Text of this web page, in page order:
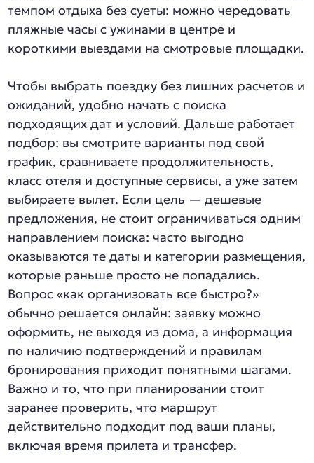
темпом отдыха без суеты: можно чередовать
пляжные часы с ужинами в центре и
короткими выездами на смотровые площадки.
Чтобы выбрать поездку без лишних расчетов и
ожиданий, удобно начать с поиска
подходящих дат и условий. Дальше работает
подбор: вы смотрите варианты под свой
график, сравниваете продолжительность,
класс отеля и доступные сервисы, а уже затем
выбираете вылет. Если цель — дешевые
предложения, не стоит ограничиваться одним
направлением поиска: часто выгодно
оказываются те даты и категории размещения,
которые раньше просто не попадались.
Вопрос «как организовать все быстро?»
обычно решается онлайн: заявку можно
оформить, не выходя из дома, а информация
по наличию подтверждений и правилам
бронирования приходит понятными шагами.
Важно и то, что при планировании стоит
заранее проверить, что маршрут
действительно подходит под ваши планы,
включая время прилета и трансфер.